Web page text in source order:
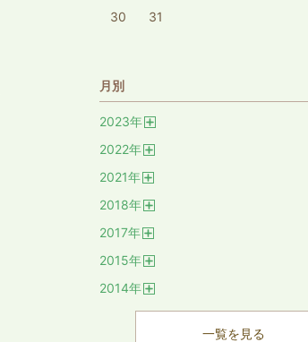
30 31
月別
2023年
2022年
2021年
2018年
2017年
2015年
2014年
一覧を見る